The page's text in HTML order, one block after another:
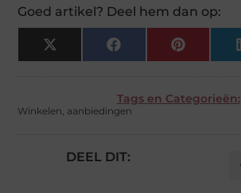
Goed artikel? Deel hem dan op:
X
(Twitter)
Facebook Pinterest
Tags en Categorieën:
Winkelen, aanbiedingen
DEEL DIT: